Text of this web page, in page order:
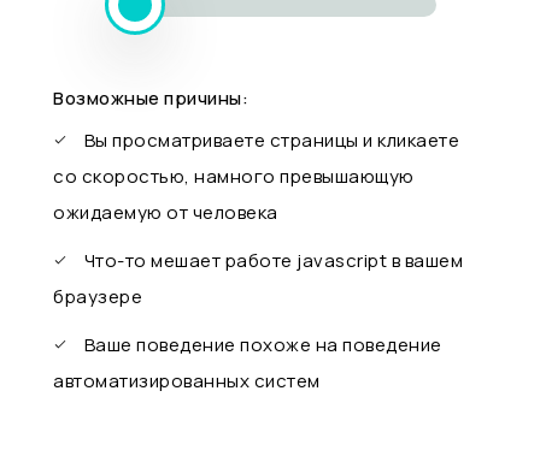
Возможные причины:
Вы просматриваете страницы и кликаете
со скоростью, намного превышающую
ожидаемую от человека
Что-то мешает работе javascript в вашем
браузере
Ваше поведение похоже на поведение
автоматизированных систем